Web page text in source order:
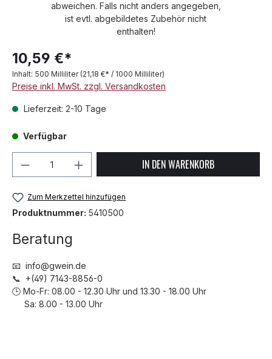
abweichen. Falls nicht anders angegeben,
ist evtl. abgebildetes Zubehör nicht
enthalten!
10,59 €*
Inhalt: 500 Milliliter (21,18 €* / 1000 Milliliter)
Preise inkl. MwSt. zzgl. Versandkosten
Lieferzeit: 2-10 Tage
Verfügbar
Produkt Anzahl: Gib denIN DEN WARENKORB
Zum Merkzettel hinzufügen
Produktnummer: 5410500
Beratung
📧 info@gwein.de
📞 +(49) 7143-8856-0
🕒 Mo-Fr: 08.00 - 12.30 Uhr und 13.30 - 18.00 Uhr
Sa: 8.00 - 13.00 Uhr